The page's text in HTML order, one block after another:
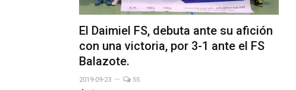
El Daimiel FS, debuta ante su afición
con una victoria, por 3-1 ante el FS
Balazote.
2019-09-23 55